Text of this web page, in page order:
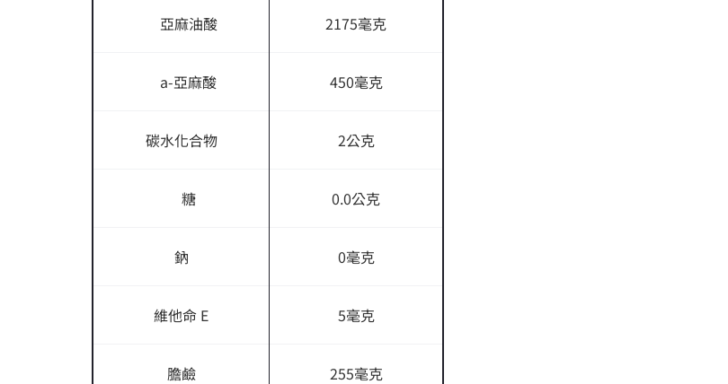
亞麻油酸 2175毫克
a-亞麻酸 450毫克
碳水化合物 2公克
糖 0.0公克
鈉 0毫克
維他命 E 5毫克
膽鹼 255毫克